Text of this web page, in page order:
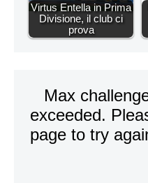
Virtus Entella in Prima
Divisione, il club ci
prova